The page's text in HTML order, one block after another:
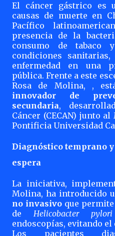
El cáncer gástrico es
causas de muerte en
Pacífico
presencia de la
consumo de tabaco
condiciones
enfermedad en una
pública. Frente a este
Rosa de Molina, ,
innovador de
secundaria,
Cáncer (CECAN) junto
Pontificia Universidad
Diagnóstico temprano
espera
La iniciativa,
Molina, ha introducido
no invasivoque
de Helicobacter pylori
endoscopías, evitando el
Los pacientes